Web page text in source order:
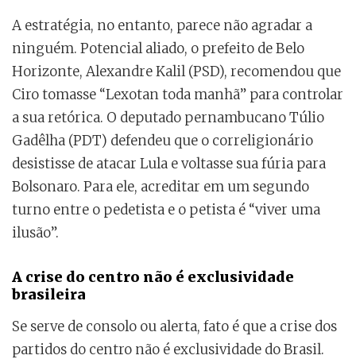
A estratégia, no entanto, parece não agradar a
ninguém. Potencial aliado, o prefeito de Belo
Horizonte, Alexandre Kalil (PSD), recomendou que
Ciro tomasse “Lexotan toda manhã” para controlar
a sua retórica. O deputado pernambucano Túlio
Gadêlha (PDT) defendeu que o correligionário
desistisse de atacar Lula e voltasse sua fúria para
Bolsonaro. Para ele, acreditar em um segundo
turno entre o pedetista e o petista é “viver uma
ilusão”.
A crise do centro não é exclusividade
brasileira
Se serve de consolo ou alerta, fato é que a crise dos
partidos do centro não é exclusividade do Brasil.